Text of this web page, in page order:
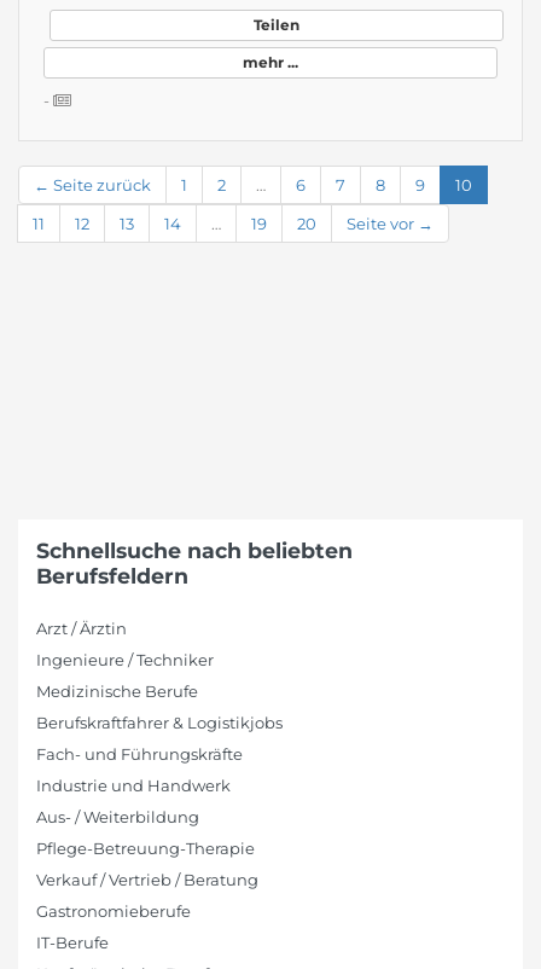
Teilen
mehr ...
-
← Seite zurück 1 2 … 6 7 8 9
10
11
12 13 14 … 19 20 Seite vor →
Schnellsuche nach beliebten
Berufsfeldern
Arzt / Ärztin
Ingenieure / Techniker
Medizinische Berufe
Berufskraftfahrer & Logistikjobs
Fach- und Führungskräfte
Industrie und Handwerk
Aus- / Weiterbildung
Pflege-Betreuung-Therapie
Verkauf / Vertrieb / Beratung
Gastronomieberufe
IT-Berufe